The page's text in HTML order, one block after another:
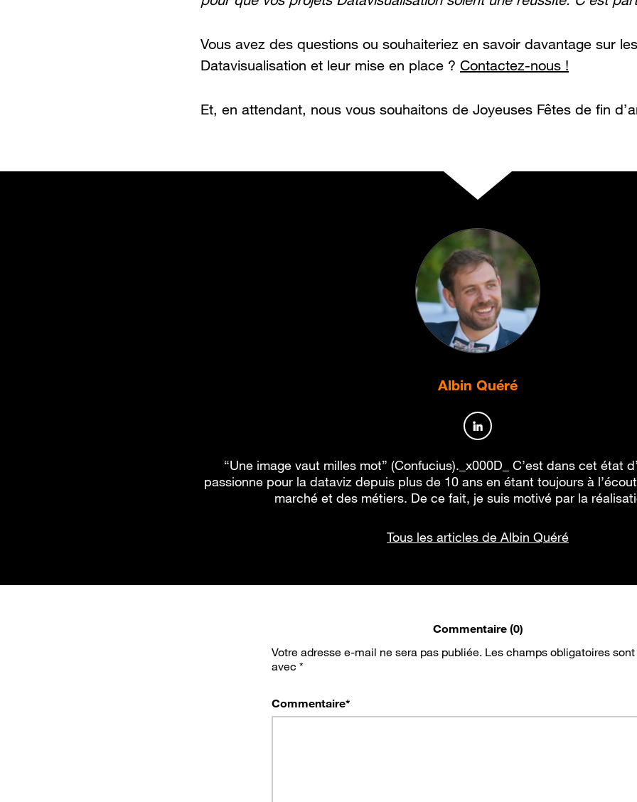
Vous avez des questions ou souhaiteriez en savoir davantage sur
Datavisualisation et leur mise en place ? Contactez-nous !
Et, en attendant, nous vous souhaitons de Joyeuses Fêtes de fin
Albin Quéré
Profil de l’auteur sur
“Une image vaut milles mot” (Confucius)._x000D_ C’est dans cet état
passionne pour la dataviz depuis plus de 10 ans en étant toujours à
marché et des métiers. De ce fait, je suis motivé par la
Tous les articles de Albin Quéré
Commentaire (0)
Votre adresse e-mail ne sera pas publiée. Les champs obligatoires
avec *
Commentaire*